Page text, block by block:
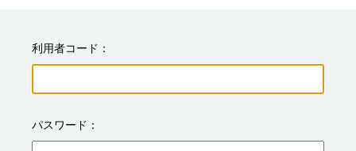
利用者コード
パスワード